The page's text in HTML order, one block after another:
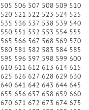
505 506 507 508 509 510
520 521 522 523 524 525
535 536 537 538 539 540
550 551 552 553 554 555
565 566 567 568 569 570
580 581 582 583 584 585
595 596 597 598 599 600
610 611 612 613 614 615
625 626 627 628 629 630
640 641 642 643 644 645
655 656 657 658 659 660
670 671 672 673 674 675